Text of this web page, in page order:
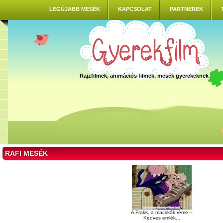
LEGÚJABB MESÉK KAPCSOLAT PARTNEREK
Rajzfilmek, animációs filmek, mesék gyerekeknek
RAFI MESÉK
A Frakk, a macskák réme –
Kedves emlék...